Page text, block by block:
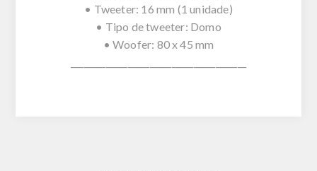
• Tweeter: 16 mm (1 unidade)
• Tipo de tweeter: Domo
• Woofer: 80 x 45 mm